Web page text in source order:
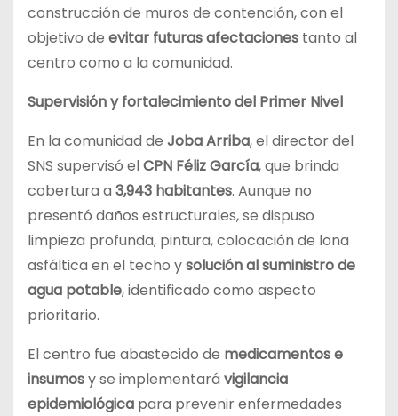
construcción de muros de contención, con el
objetivo de evitar futuras afectaciones tanto al
centro como a la comunidad.
Supervisión y fortalecimiento del Primer Nivel
En la comunidad de Joba Arriba, el director del
SNS supervisó elCPN Féliz García, que brinda
cobertura a 3,943 habitantes. Aunque no
presentó daños estructurales, se dispuso
limpieza profunda, pintura, colocación de lona
asfáltica en el techo ysolución al suministro de
agua potable, identificado como aspecto
prioritario.
El centro fue abastecido de medicamentos e
insumosy se implementará vigilancia
epidemiológica para prevenir enfermedades